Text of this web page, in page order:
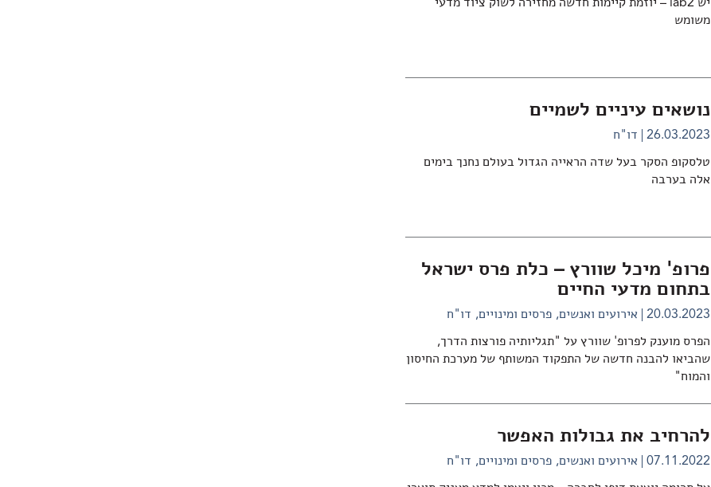
יש lab2 – יוזמת קיימות חדשה מחזירה לשוק ציוד מדעי
משומש
נושאים עיניים לשמיים
26.03.2023 דו"ח
טלסקופ הסקר בעל שדה הראייה הגדול בעולם נחנך בימים
אלה בערבה
פרופ' מיכל שוורץ – כלת פרס ישראל
בתחום מדעי החיים
20.03.2023 אירועים ואנשים פרסים ומינויים דו"ח
הפרס מוענק לפרופ' שוורץ על "תגליותיה פורצות הדרך,
שהביאו להבנה חדשה של התפקוד המשותף של מערכת החיסון
והמוח"
להרחיב את גבולות האפשר
07.11.2022 אירועים ואנשים פרסים ומינויים דו"ח